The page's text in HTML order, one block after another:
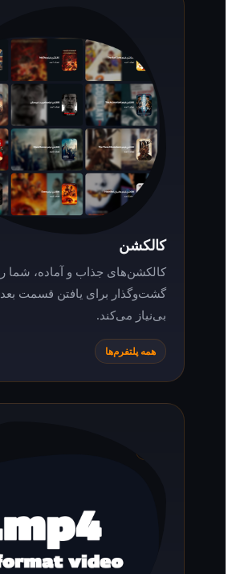
کالکشن‌های جذاب و آماده، شما را از
گشت‌وگذار برای یافتن قسمت بعدی هر محتوا
بی‌نیاز می‌کند.
همه پلتفرم‌ها